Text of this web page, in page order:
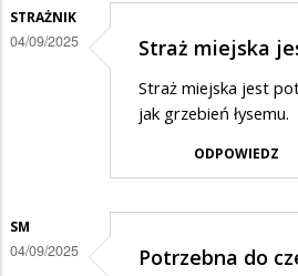
STRAŻNIK
04/09/2025 Straż miejska
Straż miejska jest
jak grzebień łysemu.
ODPOWIEDZ
SM
04/09/2025 Potrzebna do